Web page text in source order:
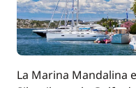
La Marina Mandalina